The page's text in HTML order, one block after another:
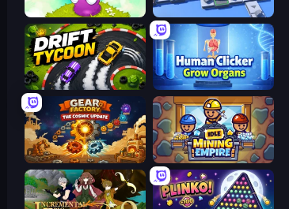
Clicker Heroes Conveyor Idle
Drift Tycoon Human Clicker: Grow Organs
Gear Factory Idle Mining Empire